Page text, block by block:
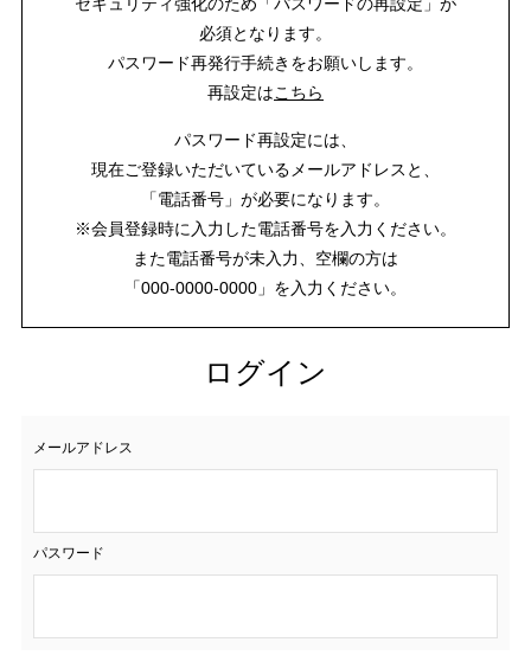
セキュリティ強化のため「パスワードの再設定」が
必須となります。
パスワード再発行手続きをお願いします。
再設定はこちら
パスワード再設定には、
現在ご登録いただいているメールアドレスと、
「電話番号」が必要になります。
※会員登録時に入力した電話番号を入力ください。
また電話番号が未入力、空欄の方は
「000-0000-0000」を入力ください。
ログイン
メールアドレス
パスワード